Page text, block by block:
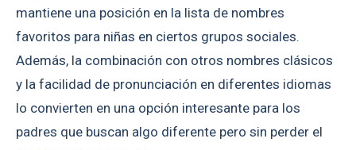
mantiene una posición en la lista de nombres
favoritos para niñas en ciertos grupos sociales.
Además, la combinación con otros nombres clásicos
y la facilidad de pronunciación en diferentes idiomas
lo convierten en una opción interesante para los
padres que buscan algo diferente pero sin perder el